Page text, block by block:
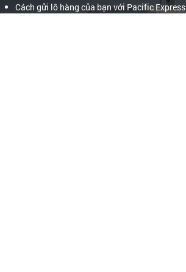
Cách gửi lô hàng của bạn với Pacific Express